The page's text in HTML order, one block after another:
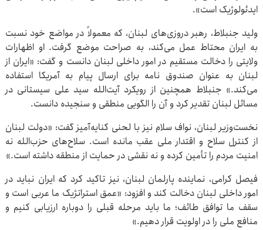
ایدئولوژیک است».
ولید جنبلاط، رهبر دروزی‌های لبنان، که معمولاً در مواضع خود نسبت
به ایران محتاط عمل می‌کند، به صراحت موضع گرفت. او اظهارات
ولایتی را دخالت مستقیم در امور داخلی لبنان دانست و گفت: «ایران از
لبنان به عنوان صندوق نامه برای ارسال پیام به آمریکا استفاده
می‌کند.» جنبلاط همچنین از رویکرد آیت‌الله سید علی سیستانی در
مسائل لبنان تقدیر کرد و آن را الگویی منطقی و سنجیده دانست.
نخست‌وزیر لبنان، نواف سلام نیز با لحنی کنایه‌آمیز گفت: «دولت لبنان
از کنترل سلاح و اقتدار ملی عقب مانده است. سلاح‌های حزب‌الله نه
امنیت مردم را تأمین کرده و نه نقشی در حمایت از منطقه داشته است.»
فیصل کرامی، نماینده پارلمان لبنان، نیز تاکید کرد که ایران نباید در
امور داخلی لبنان دخالت کند و افزود: «عمق استراتژیک ما عربی است و
سقف ما توافق طائف؛ ما باید مرحله قبلی را دوباره ارزیابی کنیم و
منافع ملی را در اولویت قرار دهیم.»